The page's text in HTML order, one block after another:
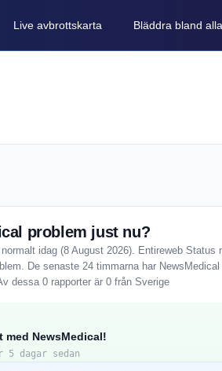
Live avbrottskarta Bläddra bland
problem just nu?
idag (8 August 2026). Entireweb Status
De senaste 24 timmarna har
dessa 0 rapporter är 0 från Sverige
NewsMedical!
dagar sedan